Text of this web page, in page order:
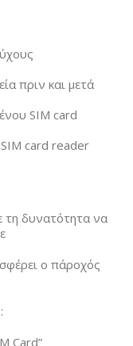
πριν και μετά
SIM card
card reader
τη δυνατότητα να
ο πάροχός
Card”